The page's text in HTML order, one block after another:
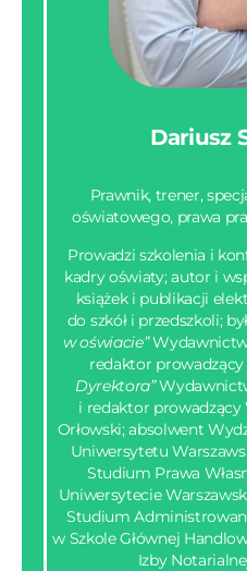
Dariusz
Prawnik, trener,
oświatowego, prawa
Prowadzi szkolenia i
kadry oświaty; autor i
książek i publikacji
do szkół i przedszkoli;
w oświacie”
redaktor prowadzący
Dyrektora”
i redaktor
Orłowski; absolwent
Uniwersytetu
Studium Prawa
Uniwersytecie
Studium
w Szkole Głównej
Izby